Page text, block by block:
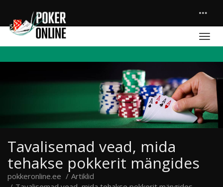
Tavalisemad vead, mida
tehakse pokkerit mängides
pokkeronline.ee
Artiklid